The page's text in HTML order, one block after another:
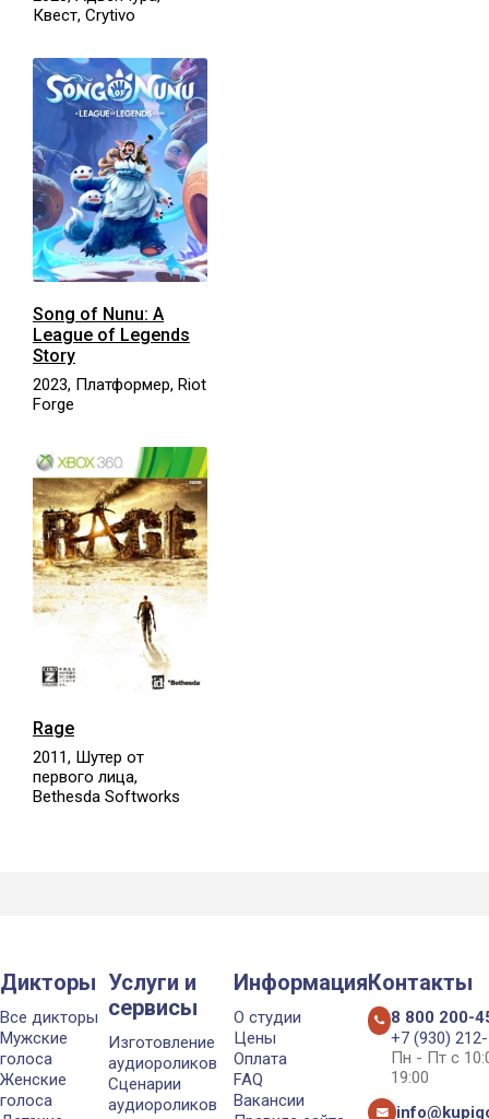
Квест, Crytivo
Song of Nunu: A
League of Legends
Story
2023, Платформер, Riot
Forge
Rage
2011, Шутер от
первого лица,
Bethesda Softworks
Дикторы
Все дикторы
Мужские
голоса
Женские
голоса
Услуги и
сервисы
Изготовление
аудиороликов
Сценарии
аудиороликов
Информация
О студии
Цены
Оплата
FAQ
Вакансии
Контакты
8 800 200-
+7 (930)
Пн - Пт с
19:00